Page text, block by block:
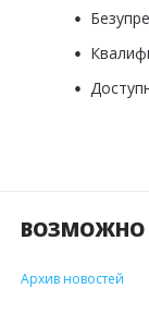
ВОЗМОЖНО
Архив новостей